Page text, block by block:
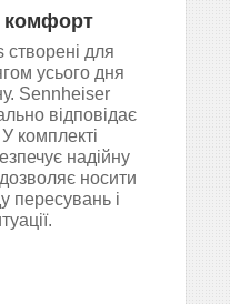
комфорт
для
усього дня
Sennheiser
відповідає
комплекті
надійну
носити
пересувань і